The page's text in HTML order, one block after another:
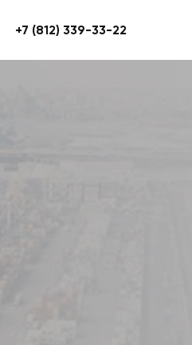
+7 (812) 339-33-22